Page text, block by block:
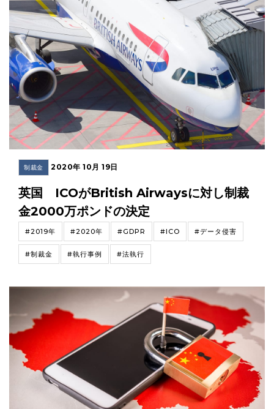
制裁金 2020年 10月 19日
英国 ICOがBritish Airwaysに対し制裁
金2000万ポンドの決定
#2019年 #2020年 #GDPR #ICO #データ侵害
#制裁金 #執行事例 #法執行